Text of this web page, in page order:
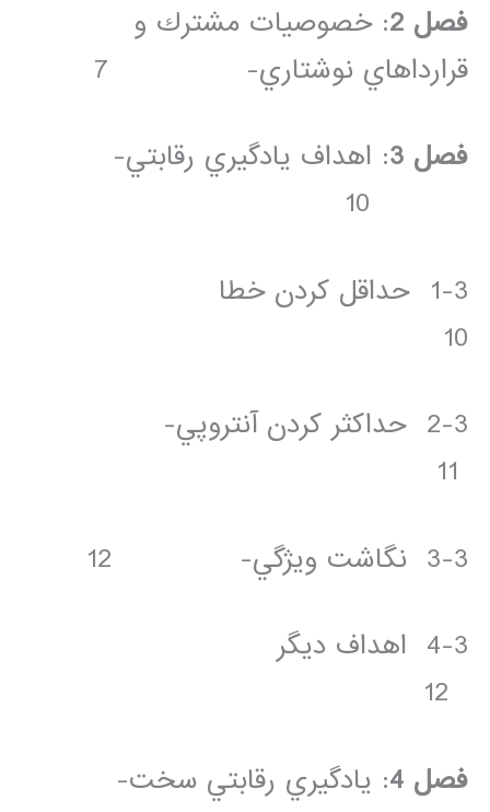
فصل 2
: خصوصيات مشترك و
قرارداهاي نوشتاري- 7
فصل 3
: اهداف يادگيري رقابتي-
1-3 حداقل کردن خطا
10
2-3 حداکثر کردن آنتروپي-
3-3 نگاشت ويژگي- 12
4-3 اهداف ديگر
فصل 4
: يادگيري رقابتي سخت-